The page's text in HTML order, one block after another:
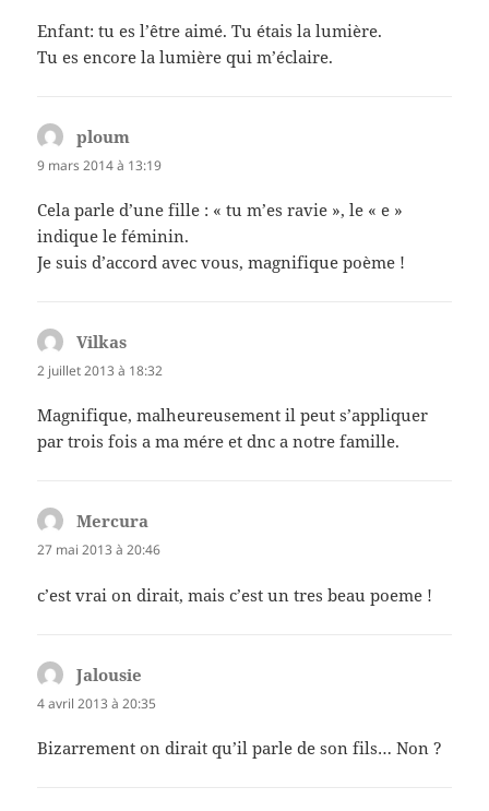
Enfant: tu es l’être aimé. Tu étais la lumière.
Tu es encore la lumière qui m’éclaire.
ploum
9 mars 2014 à 13:19
Cela parle d’une fille : « tu m’es ravie », le « e »
indique le féminin.
Je suis d’accord avec vous, magnifique poème !
Vilkas
2 juillet 2013 à 18:32
Magnifique, malheureusement il peut s’appliquer
par trois fois a ma mére et dnc a notre famille.
Mercura
27 mai 2013 à 20:46
c’est vrai on dirait, mais c’est un tres beau poeme !
Jalousie
4 avril 2013 à 20:35
Bizarrement on dirait qu’il parle de son fils… Non ?